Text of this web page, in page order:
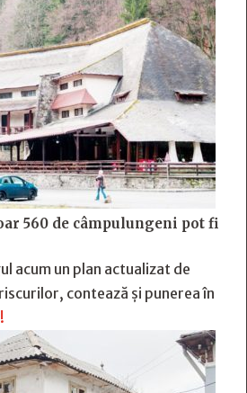
560 de câmpulungeni pot fi
acum un plan actualizat de
contează și punerea în